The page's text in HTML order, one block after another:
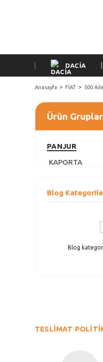
DACİA
Anasayfa FİAT 500
Ürün
PANJUR
KAPORTA
Blog
Blog
TESLİMAT